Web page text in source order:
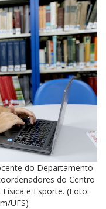
do Departamento
do Centro
e Esporte. (Foto:
UFS)